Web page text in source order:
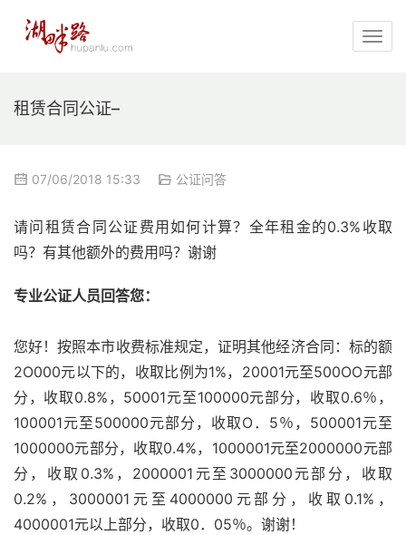
租赁合同公证–
07/06/2018 15:33 公证问答
请问租赁合同公证费用如何计算？全年租金的0.3%收取
吗？有其他额外的费用吗？谢谢
专业公证人员回答您：
您好！按照本市收费标准规定，证明其他经济合同：标的额
2O000元以下的，收取比例为1%，20001元至500OO元部
分，收取0.8%，50001元至100000元部分，收取0.6％，
100001元至500000元部分，收取O．5％，500001元至
1000000元部分，收取0.4%，1000001元至2000000元部
分，收取0.3%，2000001元至3000000元部分，收取
0.2%，3000001元至4000000元部分，收取0.1%，
4000001元以上部分，收取0．05％。谢谢！